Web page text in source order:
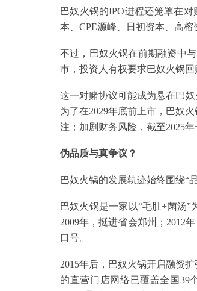
巴奴火锅的IPO进程还笼罩在
本、CPE源峰、日初资本、高榕
不过，巴奴火锅在前期融资中
市，投资人有权要求巴奴火锅回
这一对赌协议可能成为悬在巴
为了在2029年底前上市，巴奴
注；加剧财务风险，截至2025
伪品质与真争议？
巴奴火锅的发展轨迹始终围绕“
巴奴火锅是一家以“毛肚+菌汤”
2009年，挺进省会郑州；2012
口号。
2015年后，巴奴火锅开启融资
的直营门店网络已覆盖全国39